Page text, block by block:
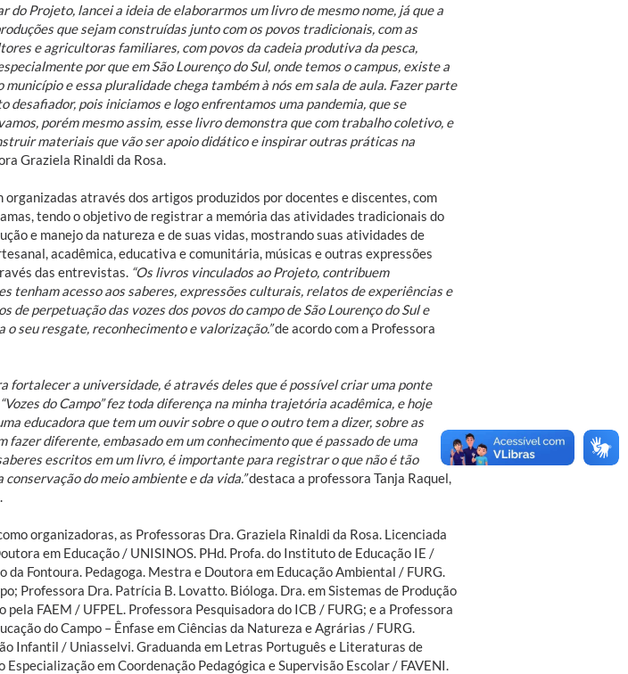
do Projeto, lancei a ideia de elaborarmos um livro de mesmo nome, já que a
que sejam construídas junto com os povos tradicionais, com as
e agricultoras familiares, com povos da cadeia produtiva da pesca,
por que em São Lourenço do Sul, onde temos o campus, existe a
e essa pluralidade chega também à nós em sala de aula. Fazer parte
desafiador, pois iniciamos e logo enfrentamos uma pandemia, que se
porém mesmo assim, esse livro demonstra que com trabalho coletivo, e
materiais que vão ser apoio didático e inspirar outras práticas na
Graziela Rinaldi da Rosa.
através dos artigos produzidos por docentes e discentes, com
tendo o objetivo de registrar a memória das atividades tradicionais do
e manejo da natureza e de suas vidas, mostrando suas atividades de
acadêmica, educativa e comunitária, músicas e outras expressões
das entrevistas. “Os livros vinculados ao Projeto, contribuem
tenham acesso aos saberes, expressões culturais, relatos de experiências e
de perpetuação das vozes dos povos do campo de São Lourenço do Sul e
seu resgate, reconhecimento e valorização.”de acordo com a Professora
fortalecer a universidade, é através deles que é possível criar uma ponte
do Campo” fez toda diferença na minha trajetória acadêmica, e hoje
educadora que tem um ouvir sobre o que o outro tem a dizer, sobre as
fazer diferente, embasado em um conhecimento que é passado de uma
escritos em um livro, é importante para registrar o que não é tão
do meio ambiente e da vida.”destaca a professora Tanja Raquel,
organizadoras, as Professoras Dra. Graziela Rinaldi da Rosa. Licenciada
em Educação / UNISINOS. PHd. Profa. do Instituto de Educação IE /
da Fontoura. Pedagoga. Mestra e Doutora em Educação Ambiental / FURG.
Professora Dra. Patrícia B. Lovatto. Bióloga. Dra. em Sistemas de Produção
FAEM / UFPEL. Professora Pesquisadora do ICB / FURG; e a Professora
do Campo – Ênfase em Ciências da Natureza e Agrárias / FURG.
Infantil / Uniasselvi. Graduanda em Letras Português e Literaturas de
em Coordenação Pedagógica e Supervisão Escolar / FAVENI.